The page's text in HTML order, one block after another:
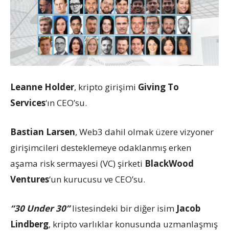
Leanne Holder, kripto girişimi Giving To
Services‘ın CEO’su.
Bastian Larsen, Web3 dahil olmak üzere vizyoner
girişimcileri desteklemeye odaklanmış erken
aşama risk sermayesi (VC) şirketi BlackWood
Ventures‘un kurucusu ve CEO’su.
“30 Under 30”listesindeki bir diğer isim Jacob
Lindberg, kripto varlıklar konusunda uzmanlaşmış